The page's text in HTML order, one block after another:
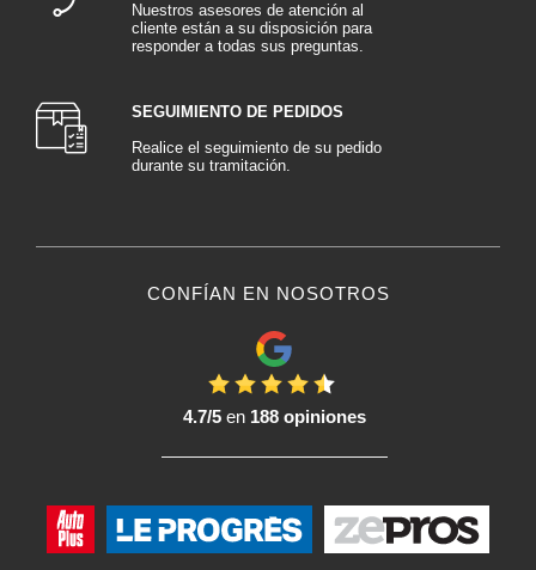
Nuestros asesores de atención al
cliente están a su disposición para
responder a todas sus preguntas.
SEGUIMIENTO DE PEDIDOS
Realice el seguimiento de su pedido
durante su tramitación.
CONFÍAN EN NOSOTROS
4.7/5en 188 opiniones